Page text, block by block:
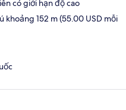
có giới hạn độ cao
khoảng 152 m (55.00 USD mỗi